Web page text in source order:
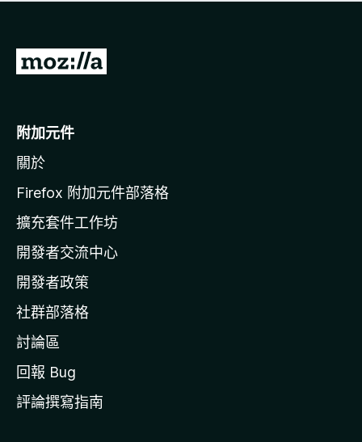
有
前
o
i
l
a
官
網
附加元件
關於
Firefox 附加元件部落格
擴充套件工作坊
開發者交流中心
開發者政策
社群部落格
討論區
回報 Bug
評論撰寫指南